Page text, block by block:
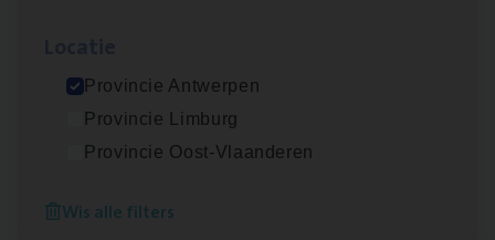
Provincie Antwerpen
Provincie Limburg
Provincie Oost-Vlaanderen
Wis alle filters
Cus­to­mer Care Expert
Customer Services